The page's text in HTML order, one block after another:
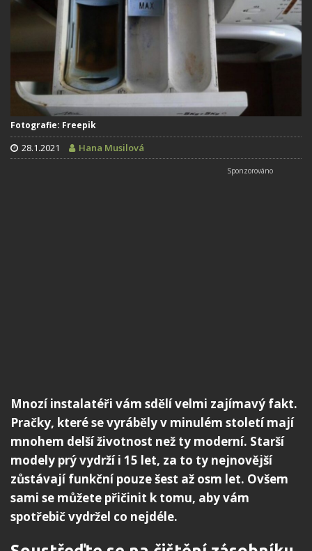
Fotografie: Freepik
28.1.2021 Hana Musilová
Mnozí instalatéři vám sdělí velmi zajímavý fakt.
Pračky, které se vyráběly v minulém století mají
mnohem delší životnost než ty moderní. Starší
modely prý vydrží i 15 let, za to ty nejnovější
zůstávají funkční pouze šest až osm let. Ovšem
sami se můžete přičinit k tomu, aby vám
spotřebič vydržel co nejdéle.